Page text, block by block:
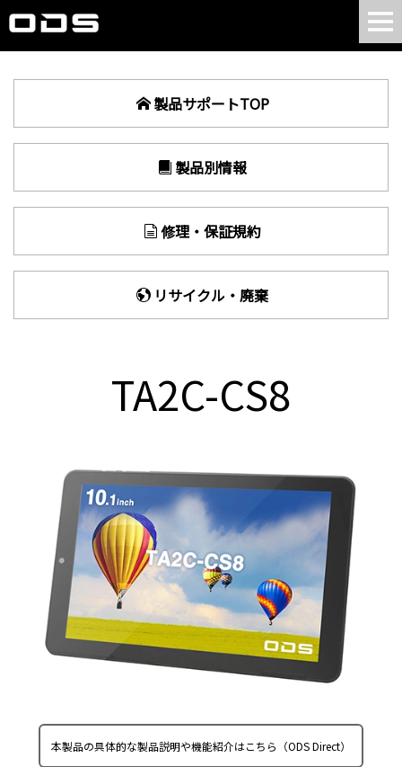
製品サポートTOP
製品別情報
修理・保証規約
リサイクル・廃棄
TA2C-CS8
本製品の具体的な製品説明や機能紹介はこちら（ODS Direct）